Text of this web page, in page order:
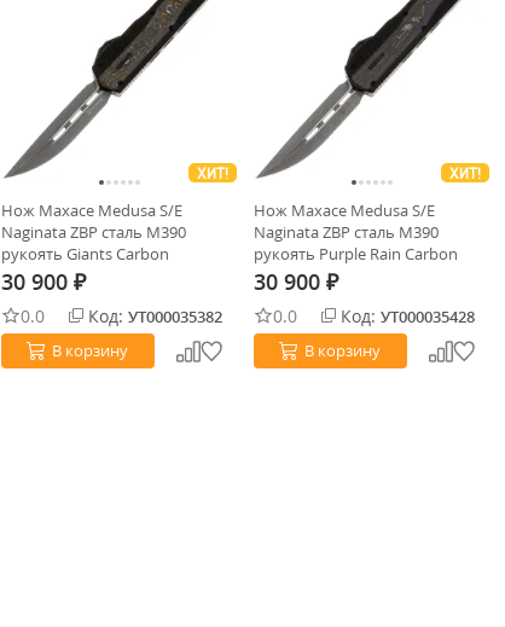
ХИТ!
Нож Maxace Medusa S/E
Naginata ZBP сталь M390
рукоять Giants Carbon
Fiber/Aluminium
30 900 ₽
0.0 Код: УТ000035382
В корзину
ХИТ!
Нож Maxace Medusa S/E
Naginata ZBP сталь M390
рукоять Purple Rain Carbon
Fiber/Aluminium
30 900 ₽
0.0 Код: УТ000035428
В корзину